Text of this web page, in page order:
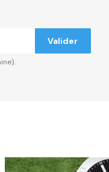
Valider